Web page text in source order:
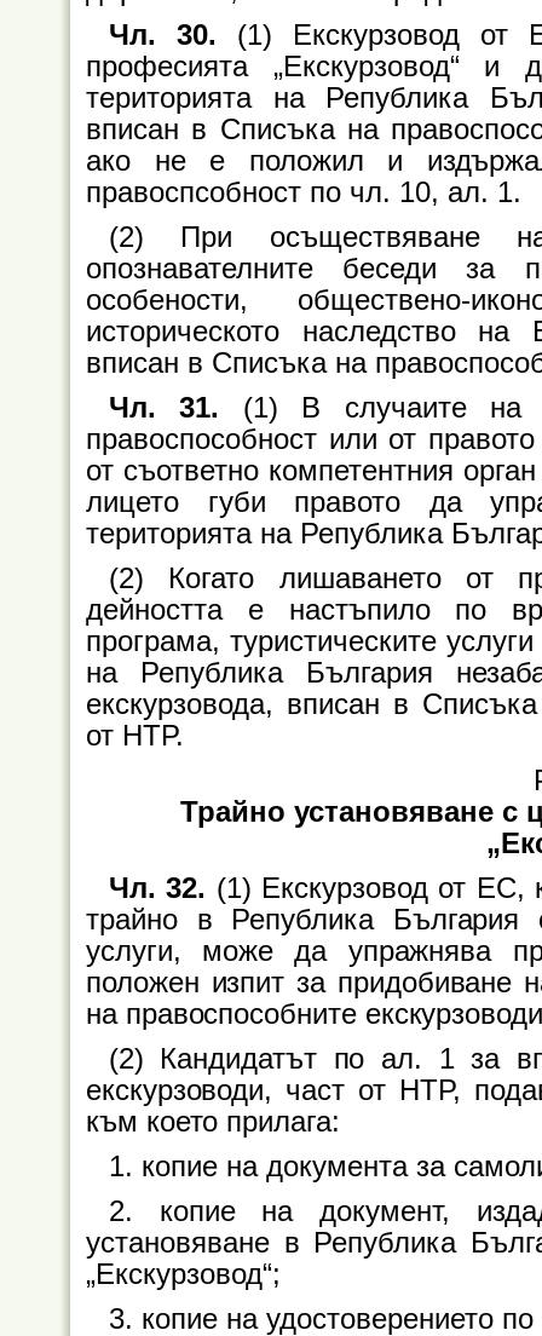
Чл. 30. (1) Екскурзовод от
професията „Екскурзовод“ и
територията на Република
вписан в Списъка на
ако не е положил и
правоспсобност по чл. 10, ал. 1.
(2) При осъществяване
опознавателните беседи за
особености, обществено-
историческото наследство на
вписан в Списъка на
Чл. 31. (1) В случаите на
правоспособност или от
от съответно компетентния
лицето губи правото да
територията на Република
(2) Когато лишаването от
дейността е настъпило по
програма, туристическите
на Република България
екскурзовода, вписан в
от НТР.
Трайно установяване с
Чл. 32. (1) Екскурзовод от ЕС,
трайно в Република България
услуги, може да упражнява
положен изпит за придобиване
на правоспособните
(2) Кандидатът по ал. 1 за
екскурзоводи, част от НТР,
към което прилага:
1. копие на документа за
2. копие на документ,
установяване в Република
„Екскурзовод“;
3. копие на удостоверението